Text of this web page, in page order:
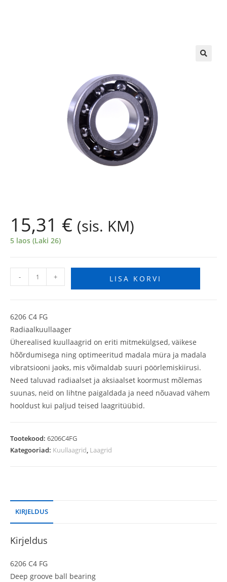
15,31 € (sis. KM)
5 laos (Laki 26)
- + LISA KORVI
6206 C4 FG
Radiaalkuullaager
Üherealised kuullaagrid on eriti mitmekülgsed, väikese
hõõrdumisega ning optimeeritud madala müra ja madala
vibratsiooni jaoks, mis võimaldab suuri pöörlemiskiirusi.
Need taluvad radiaalset ja aksiaalset koormust mõlemas
suunas, neid on lihtne paigaldada ja need nõuavad vähem
hooldust kui paljud teised laagritüübid.
Tootekood: 6206C4FG
Kategooriad: Kuullaagrid, Laagrid
KIRJELDUS
Kirjeldus
6206 C4 FG
Deep groove ball bearing